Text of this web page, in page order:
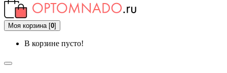
Моя корзина[0]
В корзине пусто!